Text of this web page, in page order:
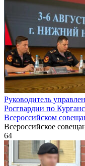
Руководитель
Росгвардии по
Всероссийском
Всероссийское
64